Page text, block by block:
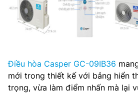
Điều hòa Casper GC-09IB36
mới trong thiết kế với bảng hiển
trọng, vừa làm điểm nhấn mà lại